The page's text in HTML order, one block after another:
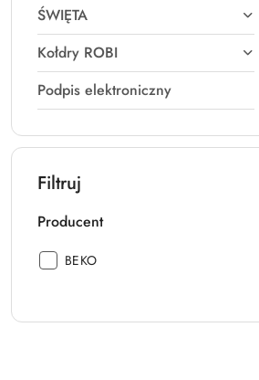
ŚWIĘTA
Kołdry ROBI
Podpis elektroniczny
Filtruj
Producent
Producent:
BEKO